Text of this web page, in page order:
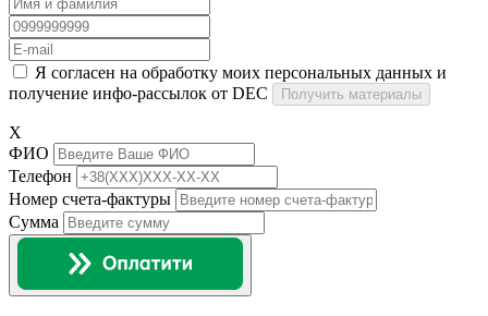
Я согласен на обработку моих персональных данных и
получение инфо-рассылок от DEC
Получить материалы
X
ФИО
Телефон
Номер счета-фактуры
Сумма